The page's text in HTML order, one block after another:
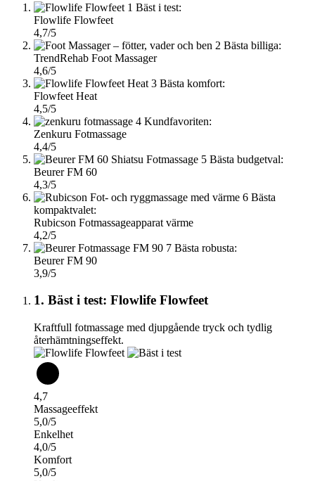
1 Bäst i test:
Flowlife Flowfeet
4,7/5
2 Bästa billiga:
TrendRehab Foot Massager
4,6/5
3 Bästa komfort:
Flowfeet Heat
4,5/5
4 Kundfavoriten:
Zenkuru Fotmassage
4,4/5
5 Bästa budgetval:
Beurer FM 60
4,3/5
6 Bästa
kompaktvalet:
Rubicson Fotmassageapparat värme
4,2/5
7 Bästa robusta:
Beurer FM 90
3,9/5
1. Bäst i test: Flowlife Flowfeet
Kraftfull fotmassage med djupgående tryck och tydlig
återhämtningseffekt.
4,7
Massageeffekt
5,0/5
Enkelhet
4,0/5
Komfort
5,0/5